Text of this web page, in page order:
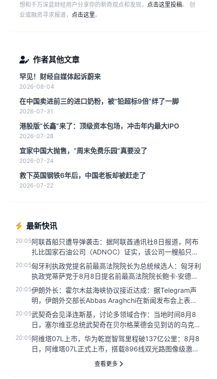
想和千万深蓝财经用户分享你的新奇观点和发现， 点击这里投稿。 创
业或融资寻求报道， 点击这里。
作者其他文章
罕见！财经自媒体起诉蔚来
2026-08-04
在中国卖进前三的进口奶粉，被“铅超标9倍”绊了一脚
2026-07-31
港股版“长鑫”来了：顶级资本包场，冲击年内最大IPO
2026-07-28
宜家中国大抛售，“周末免费乐园”真要没了
2026-07-24
救下英国钢铁6年后，中国老板却被赶走了
2026-07-22
最新快讯
20:05阿联酋船只遭导弹袭击：据阿联酋通讯社8日报道，阿布
扎比国家石油公司（ADNOC）证实，该公司一艘船只当
天凌晨在通过霍尔木...
20:05匈牙利执政党提名前最高法院院长为总统候选人：匈牙利
执政党蒂萨党于8月8日提名前最高法院院长鲍卡·安德拉
什作为匈牙利总统候...
20:05伊朗外长：霍尔木兹海峡协议接近达成：据Telegram声
明，伊朗外交部长Abbas Araghchi在新闻发布会上表
示：...
20:05武契奇会见泽连斯基，讨论多领域合作：当地时间8月8
日，塞尔维亚总统武契奇在贝尔格莱德会见到访的乌克兰
总统泽连斯基。双方就...
20:05阿维塔07L上市，华为乾崑智驾里程破137亿公里：8月8
日，阿维塔07L正式上市，搭载896线双光路图像级激光
查看更多